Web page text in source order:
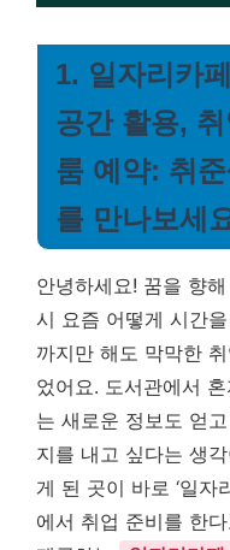
1. 일자리카
공간 활용,
룸 예약: 취
를 만나보세
안녕하세요! 꿈을 향
시 요즘 어떻게 시간
까지만 해도 막막한
었어요. 도서관에서
는 새로운 정보도 얻
지를 내고 싶다는 생
게 된 곳이 바로 ‘일자
에서 취업 준비를 한